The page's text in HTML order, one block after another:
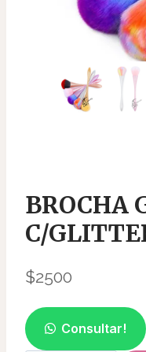
BROCHA
C/
$2500
Consultar!